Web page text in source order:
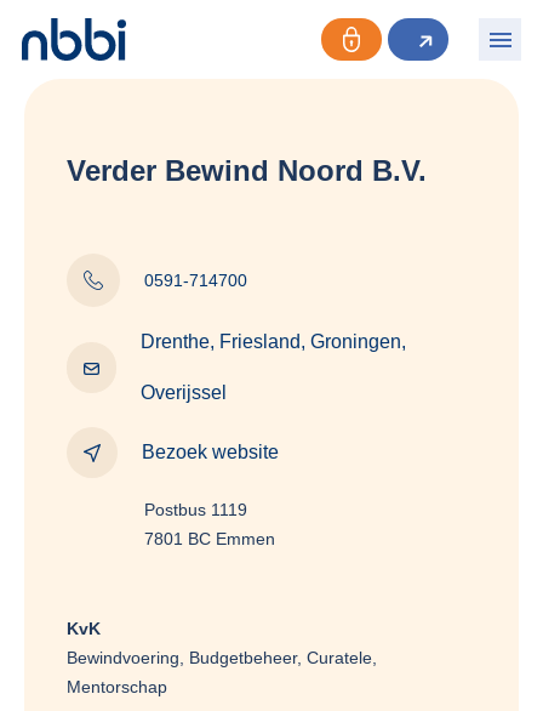
Verder Bewind Noord B.V.
0591-714700
Drenthe, Friesland, Groningen,
Overijssel
Bezoek website
Postbus 1119
7801 BC Emmen
KvK
Bewindvoering, Budgetbeheer, Curatele,
Mentorschap